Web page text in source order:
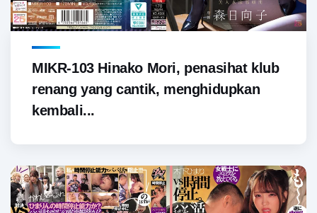
MIKR-103 Hinako Mori, penasihat klub
renang yang cantik, menghidupkan
kembali...